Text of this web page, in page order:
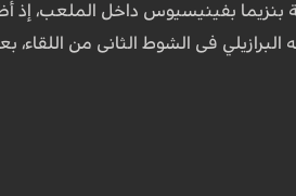
بفينيسيوس داخل الملعب، إذ
البرازيلي فى الشوط الثانى من